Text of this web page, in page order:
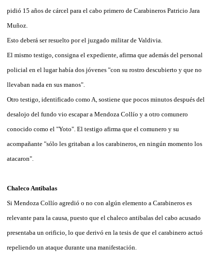
pidió 15 años de cárcel para el cabo primero de Carabineros Patricio Jara
Muñoz.
Esto deberá ser resuelto por el juzgado militar de Valdivia.
El mismo testigo, consigna el expediente, afirma que además del personal
policial en el lugar había dos jóvenes "con su rostro descubierto y que no
llevaban nada en sus manos".
Otro testigo, identificado como A, sostiene que pocos minutos después del
desalojo del fundo vio escapar a Mendoza Collío y a otro comunero
conocido como el "Yoto". El testigo afirma que el comunero y su
acompañante "sólo les gritaban a los carabineros, en ningún momento los
atacaron".
Chaleco Antibalas
Si Mendoza Collío agredió o no con algún elemento a Carabineros es
relevante para la causa, puesto que el chaleco antibalas del cabo acusado
presentaba un orificio, lo que derivó en la tesis de que el carabinero actuó
repeliendo un ataque durante una manifestación.